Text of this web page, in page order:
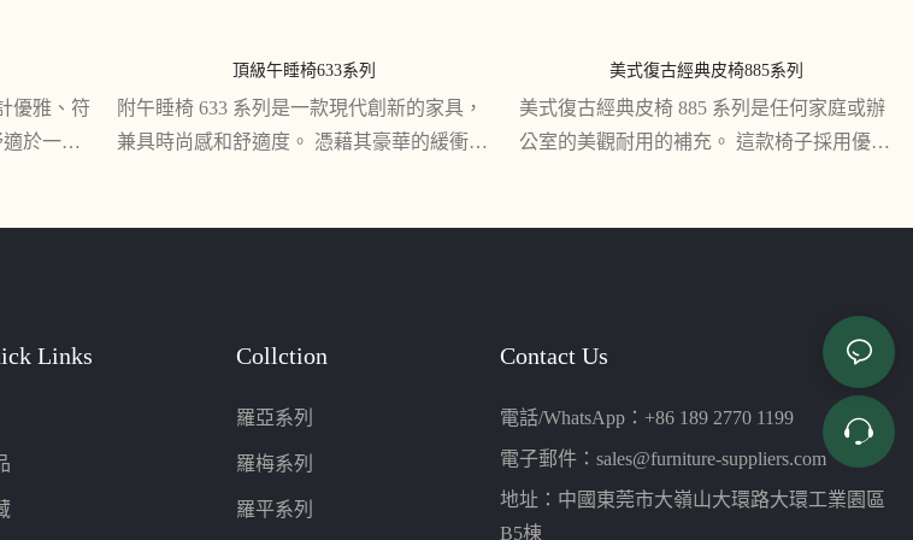
優雅、符
於一
頂級午睡椅633系列
附午睡椅 633 系列是一款現代創新的家具，
兼具時尚感和舒適度。 憑藉其豪華的緩衝墊
美式復古經典皮椅885系列
美式復古經典皮椅 885 系列是任何家庭或辦
公室的美觀耐用的補充。 這款椅子採用優質
Links Collction
羅亞系列
羅梅系列
羅平系列
Contact Us
電話/WhatsApp：+86 189 2770 1199
電子郵件： sales@furniture-suppliers.com
地址：中國東莞市大嶺山大環路大環工業園區
B5棟